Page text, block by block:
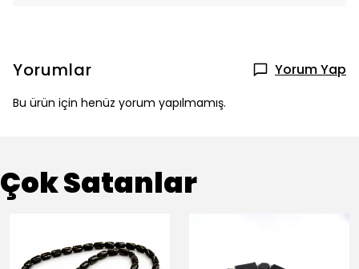
Yorumlar Yorum Yap
Bu ürün için henüz yorum yapılmamış.
Çok Satanlar